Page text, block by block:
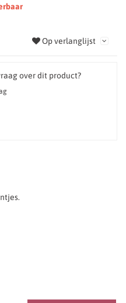
Op verlanglijst
over dit product?